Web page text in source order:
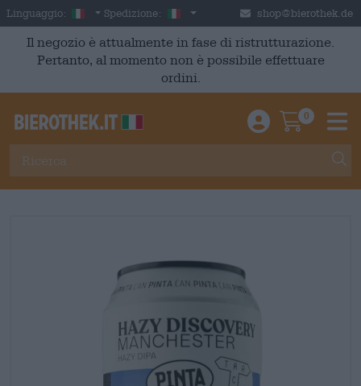
Skip to main content
Linguaggio: Italian
Spedizione: Italia shop@bierothek.de
Il negozio è attualmente in fase di ristrutturazione.
Pertanto, al momento non è possibile effettuare
ordini.
Einloggen /
0